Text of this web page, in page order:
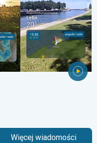
Więcej wiadomości